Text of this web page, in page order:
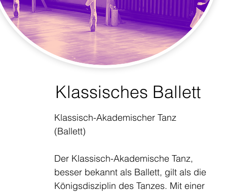
Klassisches Ballett
Klassisch-Akademischer Tanz
(Ballett)
Der Klassisch-Akademische Tanz,
besser bekannt als Ballett, gilt als die
Königsdisziplin des Tanzes. Mit einer